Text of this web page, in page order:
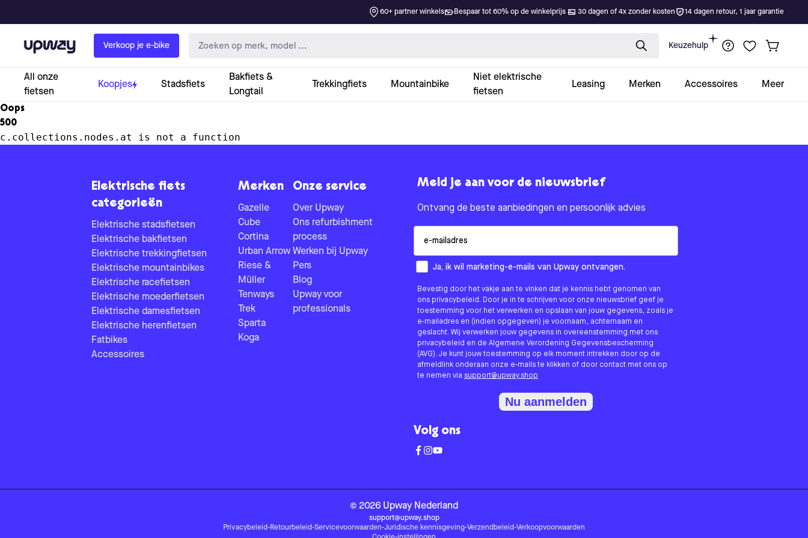
60+ partner winkels Bespaar tot 60% op de winkelprijs 30 dagen of 4x zonder kosten 14 dagen retour, 1 jaar garantie
Upway Verkoop je e-bike Keuzehulp
All onze
fietsen
Koopjes Stadsfiets
Bakfiets &
Longtail
Trekkingfiets Mountainbike
Niet elektrische
fietsen
Leasing Merken Accessoires Meer
Oops
500
c.collections.nodes.at is not a function
Elektrische fiets
categorieën
Elektrische stadsfietsen
Elektrische bakfietsen
Elektrische trekkingfietsen
Elektrische mountainbikes
Elektrische racefietsen
Elektrische moederfietsen
Elektrische damesfietsen
Elektrische herenfietsen
Fatbikes
Accessoires
Merken
Gazelle
Cube
Cortina
Urban Arrow
Riese &
Müller
Tenways
Trek
Sparta
Koga
Onze service
Over Upway
Ons refurbishment
process
Werken bij Upway
Pers
Blog
Upway voor
professionals
Meld je aan voor de nieuwsbrief
Ontvang de beste aanbiedingen en persoonlijk advies
How would you like to hear from us?
Ja, ik wil marketing-e-mails van Upway ontvangen.
Bevestig door het vakje aan te vinken dat je kennis hebt genomen van
ons privacybeleid. Door je in te schrijven voor onze nieuwsbrief geef je
toestemming voor het verwerken en opslaan van jouw gegevens, zoals je
e-mailadres en (indien opgegeven) je voornaam, achternaam en
geslacht. Wij verwerken jouw gegevens in overeenstemming met ons
privacybeleid en de Algemene Verordening Gegevensbescherming
(AVG). Je kunt jouw toestemming op elk moment intrekken door op de
afmeldlink onderaan onze e-mails te klikken of door contact met ons op
te nemen via support@upway.shop
Nu aanmelden
Volg ons
© 2026 Upway Nederland
support@upway.shop
Privacybeleid-Retourbeleid-Servicevoorwaarden-Juridische kennisgeving-Verzendbeleid-Verkoopvoorwaarden